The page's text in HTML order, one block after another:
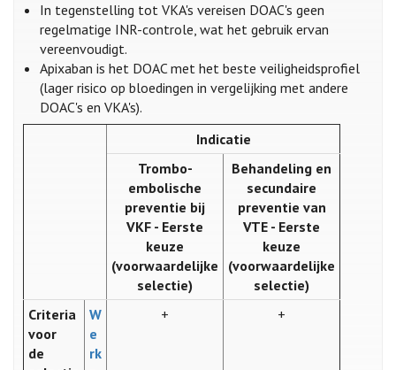
In tegenstelling tot VKA's vereisen DOAC's geen
regelmatige INR-controle, wat het gebruik ervan
vereenvoudigt.
Apixaban is het DOAC met het beste veiligheidsprofiel
(lager risico op bloedingen in vergelijking met andere
DOAC's en VKA's).
Indicatie
Trombo-
embolische
preventie bij
VKF - Eerste
keuze
(voorwaardelijke
selectie)
Behandeling en
secundaire
preventie van
VTE - Eerste
keuze
(voorwaardelijke
selectie)
Criteria
voor
de
W
e
rk
+ +